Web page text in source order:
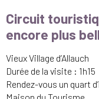
Circuit
encore plus
Vieux Village d’Allauch
Durée de la visite : 1h15
Rendez-vous un quart
Maison du Tourisme